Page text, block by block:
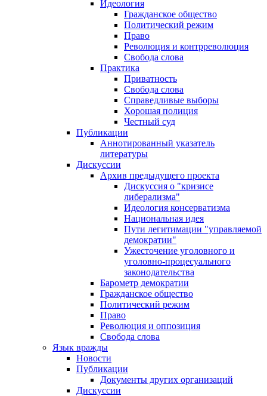
Идеология
Гражданское общество
Политический режим
Право
Революция и контрреволюция
Свобода слова
Практика
Приватность
Свобода слова
Справедливые выборы
Хорошая полиция
Честный суд
Публикации
Аннотированный указатель
литературы
Дискуссии
Архив предыдущего проекта
Дискуссия о "кризисе
либерализма"
Идеология консерватизма
Национальная идея
Пути легитимации "управляемой
демократии"
Ужесточение уголовного и
уголовно-процесуального
законодательства
Барометр демократии
Гражданское общество
Политический режим
Право
Революция и оппозиция
Свобода слова
Язык вражды
Новости
Публикации
Документы других организаций
Дискуссии